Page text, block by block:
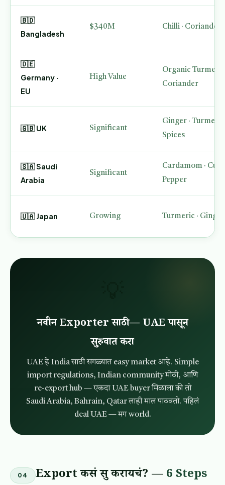
🇧🇩
Bangladesh
$340M Chilli · Coriander
🇩🇪
Germany ·
EU
High Value
Organic Turmeric
Coriander
🇬🇧 UK Significant
Ginger · Turmeric
Spices
🇸🇦 Saudi
Arabia
Significant
Cardamom ·
Pepper
🇺🇦 Japan Growing Turmeric · Ginger
नवीन Exporter साठी — UAE पासून
सुरुवात करा
UAE हे India साठी सगळ्यात easy market आहे. Simple
import regulations, Indian community मोठी, आणि
re-export hub — एकदा UAE buyer मिळाला की तो
Saudi Arabia, Bahrain, Qatar लाही माल पाठवतो. पहिलं
deal UAE — मग world.
04 Export कसं सुरू करायचं? — 6 Steps